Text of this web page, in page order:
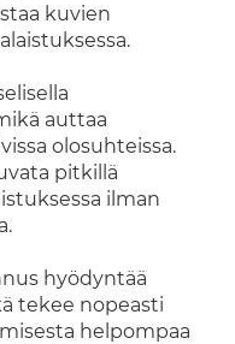
kuvien
auttaa
olosuhteissa.
pitkillä
ilman
hyödyntää
tekee nopeasti
helpompaa